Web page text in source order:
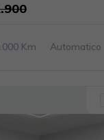
Km Automatico